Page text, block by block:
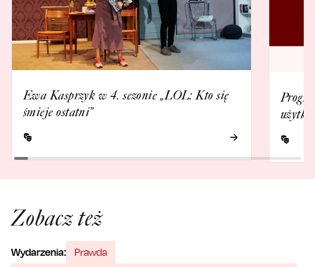
Ewa Kasprzyk w 4. sezonie „LOL: Kto się
śmieje ostatni”
Zobacz też
Wydarzenia: Prawda